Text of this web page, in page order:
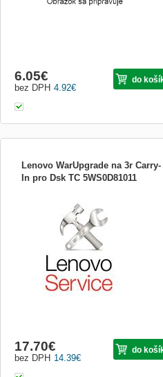
4.92€
bez DPH
6.05€ do
Lenovo WarUpgrade na 3r Carry-
In pro Dsk TC 5WS0D81011
(oprava v servise) pro desktopy
ThinkCentre se základní zárukou 1 rok
Carry In: • ThinkCentre E73 • ThinkCentre
Edge 72 • ThinkCentre Edge 73 SFF •
ThinkCentre Edge 73 TWR • ThinkCentre
Edge 92 • ThinkCentre Edge 93 ...
14.39€
bez DPH
17.70€ do